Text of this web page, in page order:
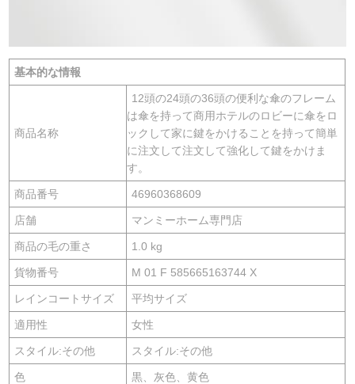
基本的な情報
商品名称
12頭の24頭の36頭の便利な傘のフレーム
は傘を持って商用ホテルのロビーに傘をロ
ックして家に鍵をかけることを持って簡単
に注文して注文して強化して鍵をかけま
す。
商品番号 46960368609
店舗 マンミーホーム専門店
商品の毛の重さ 1.0 kg
貨物番号 M 01 F 585665163744 X
レインコートサイズ 平均サイズ
適用性 女性
スタイル:その他 スタイル:その他
色 黒、灰色、黄色